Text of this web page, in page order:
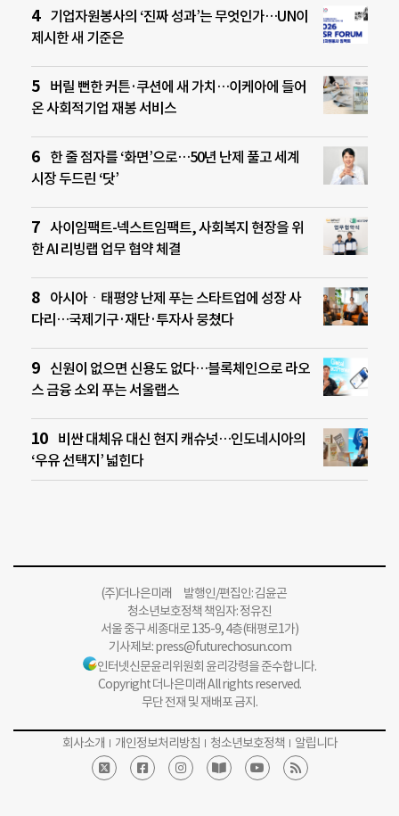
기업자원봉사의 ‘진짜 성과’는 무엇인가…UN이
제시한 새 기준은
버릴 뻔한 커튼·쿠션에 새 가치…이케아에 들어
온 사회적기업 재봉 서비스
한 줄 점자를 ‘화면’으로…50년 난제 풀고 세계
시장 두드린 ‘닷’
사이임팩트-넥스트임팩트, 사회복지 현장을 위
한 AI 리빙랩 업무 협약 체결
아시아ㆍ태평양 난제 푸는 스타트업에 성장 사
다리…국제기구·재단·투자사 뭉쳤다
신원이 없으면 신용도 없다…블록체인으로 라오
스 금융 소외 푸는 서울랩스
비싼 대체유 대신 현지 캐슈넛…인도네시아의
‘우유 선택지’ 넓힌다
(주)더나은미래 발행인/편집인: 김윤곤
청소년보호정책 책임자: 정유진
서울 중구 세종대로 135-9, 4층(태평로1가)
기사제보:press@futurechosun.com
인터넷신문윤리위원회 윤리강령을 준수합니다.
Copyright 더나은미래 All rights reserved.
무단 전재 및 재배포 금지.
회사소개 개인정보처리방침 청소년보호정책 알립니다